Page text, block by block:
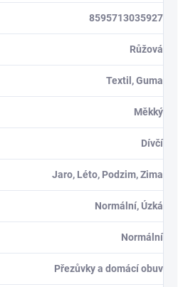
8595713035927
Růžová
Textil, Guma
Měkký
Dívčí
Jaro, Léto, Podzim, Zima
Normální, Úzká
Normální
Přezůvky a domácí obuv